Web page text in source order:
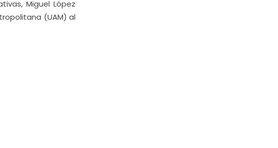
Miguel López
(UAM) al